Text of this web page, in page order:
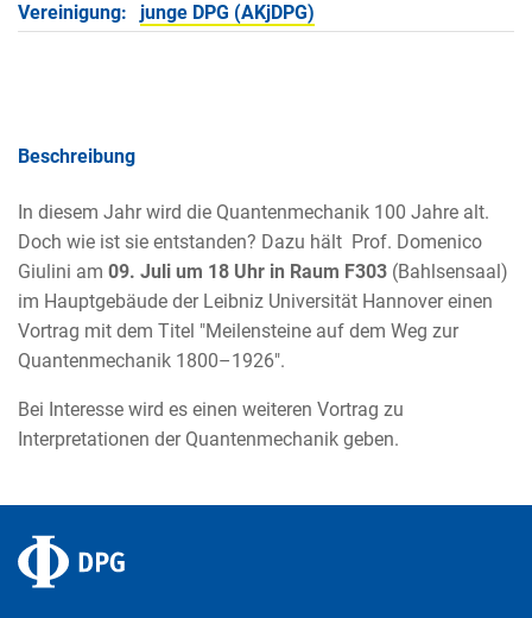
Vereinigung:
junge DPG (AKjDPG)
Beschreibung
In diesem Jahr wird die Quantenmechanik 100 Jahre alt.
Doch wie ist sie entstanden? Dazu hält Prof. Domenico
Giulini am 09. Juli um 18 Uhr in Raum F303 (Bahlsensaal)
im Hauptgebäude der Leibniz Universität Hannover einen
Vortrag mit dem Titel "Meilensteine auf dem Weg zur
Quantenmechanik 1800–1926".
Bei Interesse wird es einen weiteren Vortrag zu
Interpretationen der Quantenmechanik geben.